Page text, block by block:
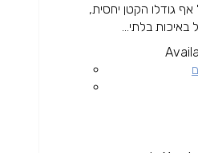
גודלו הקטן יחסית,
באיכות בלתי...